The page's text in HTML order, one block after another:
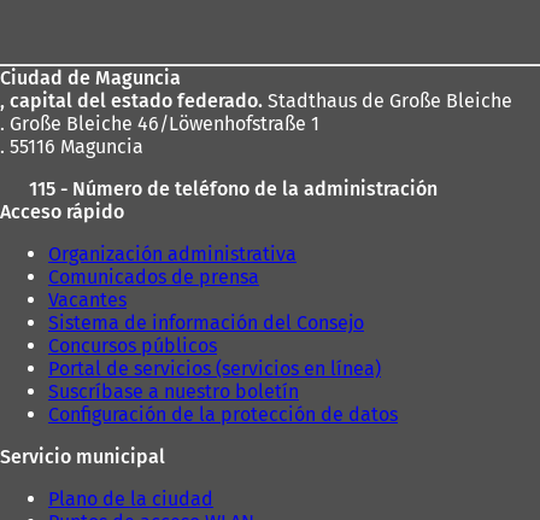
pies
Ciudad de Maguncia
, capital del estado federado. Stadthaus de Große Bleiche
. Große Bleiche 46/Löwenhofstraße 1
. 55116 Maguncia
115 - Número de teléfono de la administración
Acceso rápido
Organización administrativa
Comunicados de prensa
Vacantes
Sistema de información del Consejo
Concursos públicos
Portal de servicios (servicios en línea)
Suscríbase a nuestro boletín
Configuración de la protección de datos
Servicio municipal
Plano de la ciudad